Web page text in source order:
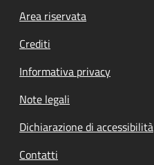
Footer menu
Area riservata
Crediti
Informativa privacy
Note legali
Dichiarazione di accessibilità
Contatti